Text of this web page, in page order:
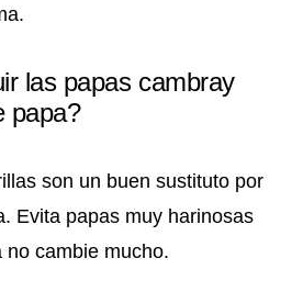
las papas cambray
papa?
son un buen sustituto por
Evita papas muy harinosas
no cambie mucho.